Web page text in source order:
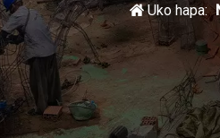
Uko hapa: